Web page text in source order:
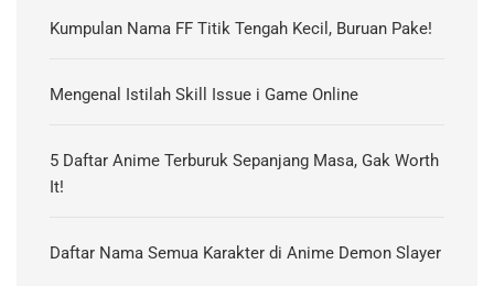
Kumpulan Nama FF Titik Tengah Kecil, Buruan Pake!
Mengenal Istilah Skill Issue i Game Online
5 Daftar Anime Terburuk Sepanjang Masa, Gak Worth
It!
Daftar Nama Semua Karakter di Anime Demon Slayer